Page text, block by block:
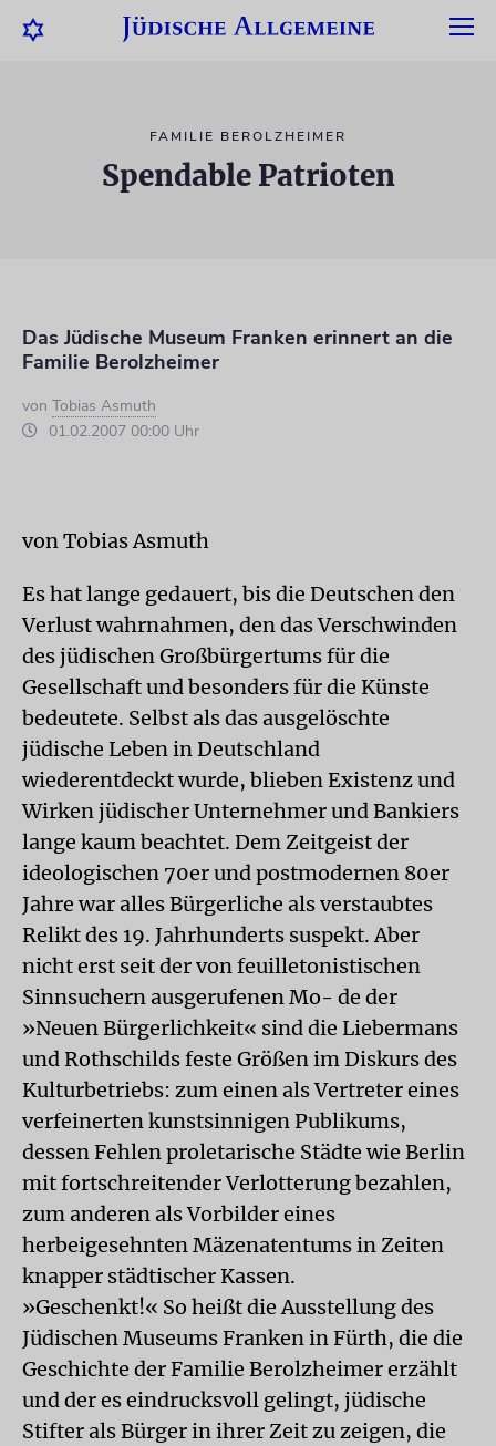
FAMILIE BEROLZHEIMER
Spendable Patrioten
Das Jüdische Museum Franken erinnert an die
Familie Berolzheimer
von Tobias Asmuth
01.02.2007 00:00 Uhr
von Tobias Asmuth
Es hat lange gedauert, bis die Deutschen den
Verlust wahrnahmen, den das Verschwinden
des jüdischen Großbürgertums für die
Gesellschaft und besonders für die Künste
bedeutete. Selbst als das ausgelöschte
jüdische Leben in Deutschland
wiederentdeckt wurde, blieben Existenz und
Wirken jüdischer Unternehmer und Bankiers
lange kaum beachtet. Dem Zeitgeist der
ideologischen 70er und postmodernen 80er
Jahre war alles Bürgerliche als verstaubtes
Relikt des 19. Jahrhunderts suspekt. Aber
nicht erst seit der von feuilletonistischen
Sinnsuchern ausgerufenen Mo- de der
»Neuen Bürgerlichkeit« sind die Liebermans
und Rothschilds feste Größen im Diskurs des
Kulturbetriebs: zum einen als Vertreter eines
verfeinerten kunstsinnigen Publikums,
dessen Fehlen proletarische Städte wie Berlin
mit fortschreitender Verlotterung bezahlen,
zum anderen als Vorbilder eines
herbeigesehnten Mäzenatentums in Zeiten
knapper städtischer Kassen.
»Geschenkt!« So heißt die Ausstellung des
Jüdischen Museums Franken in Fürth, die die
Geschichte der Familie Berolzheimer erzählt
und der es eindrucksvoll gelingt, jüdische
Stifter als Bürger in ihrer Zeit zu zeigen, die